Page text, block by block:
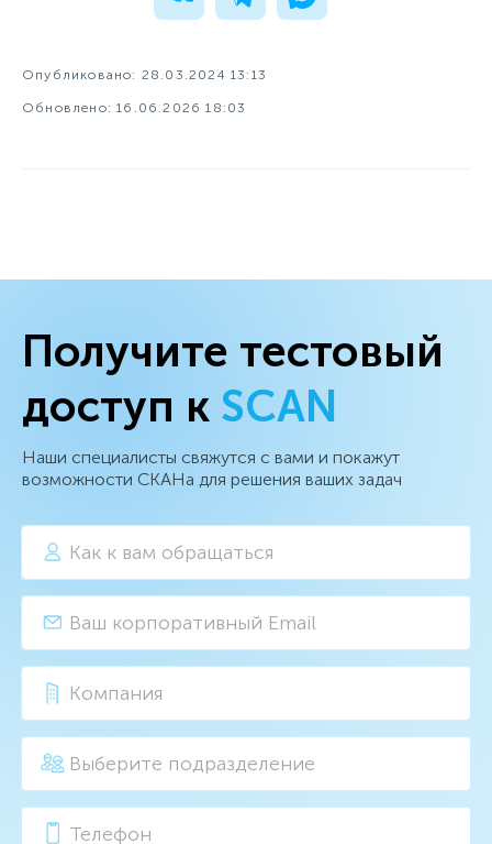
Опубликовано: 28.03.2024 13:13
Обновлено: 16.06.2026 18:03
Получите тестовый
доступ к SCAN
Наши специалисты свяжутся с вами и покажут
возможности СКАНа для решения ваших задач